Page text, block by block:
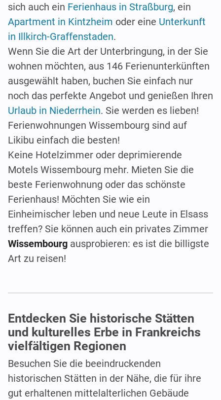
sich auch ein Ferienhaus in Straßburg, ein
Apartment in Kintzheim oder eine Unterkunft
in Illkirch-Graffenstaden.
Wenn Sie die Art der Unterbringung, in der Sie
wohnen möchten, aus 146 Ferienunterkünften
ausgewählt haben, buchen Sie einfach nur
noch das perfekte Angebot und genießen Ihren
Urlaub in Niederrhein. Sie werden es lieben!
Ferienwohnungen Wissembourg sind auf
Likibu einfach die besten!
Keine Hotelzimmer oder deprimierende
Motels Wissembourg mehr. Mieten Sie die
beste Ferienwohnung oder das schönste
Ferienhaus! Möchten Sie wie ein
Einheimischer leben und neue Leute in Elsass
treffen? Sie können auch ein privates Zimmer
Wissembourg ausprobieren: es ist die billigste
Art zu reisen!
Entdecken Sie historische Stätten
und kulturelles Erbe in Frankreichs
vielfältigen Regionen
Besuchen Sie die beeindruckenden
historischen Stätten in der Nähe, die für ihre
gut erhaltenen mittelalterlichen Gebäude